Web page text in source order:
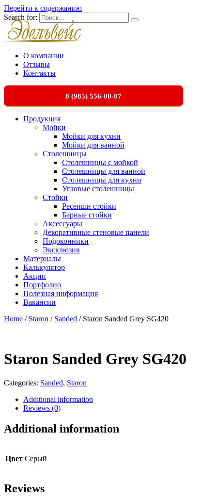
Перейти к содержанию
Search for:
О компании
Отзывы
Контакты
8 (985) 556-00-07
Продукция
Мойки
Мойки для кухни
Мойки для ванной
Столешницы
Столешницы с мойкой
Столешницы для ванной
Столешницы для кухни
Угловые столешницы
Стойки
Ресепшн стойки
Барные стойки
Аксессуары
Декоративные стеновые панели
Подоконники
Эксклюзив
Материалы
Калькулятор
Акции
Портфолио
Полезная информация
Вакансии
Home / Staron / Sanded / Staron Sanded Grey SG420
Staron Sanded Grey SG420
Categories: Sanded, Staron
Additional information
Reviews (0)
Additional information
Цвет Серый
Reviews